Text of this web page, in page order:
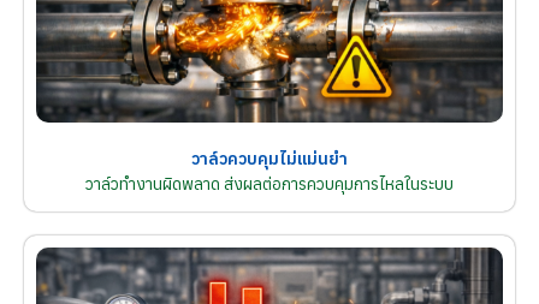
วาล์วควบคุมไม่แม่นยำ
วาล์วทำงานผิดพลาด ส่งผลต่อการควบคุมการไหลในระบบ